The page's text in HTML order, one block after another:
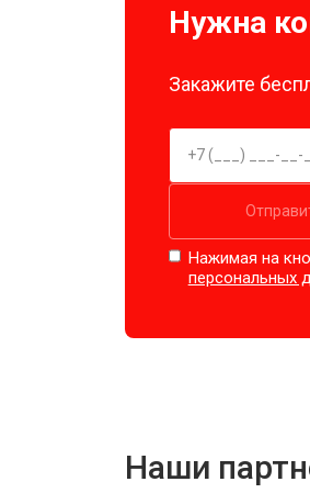
Нужна
Закажите
Нажимая на
персональных
Наши